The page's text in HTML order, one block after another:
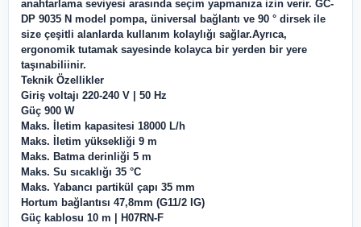
anahtarlama seviyesi arasında seçim yapmanıza izin verir. GC-
DP 9035 N model pompa, üniversal bağlantı ve 90 ° dirsek ile
size çeşitli alanlarda kullanım kolaylığı sağlar.Ayrıca,
ergonomik tutamak sayesinde kolayca bir yerden bir yere
taşınabiliinir.
Teknik Özellikler
Giriş voltajı 220-240 V | 50 Hz
Güç 900 W
Maks. İletim kapasitesi 18000 L/h
Maks. İletim yüksekliği 9 m
Maks. Batma derinliği 5 m
Maks. Su sıcaklığı 35 °C
Maks. Yabancı partikül çapı 35 mm
Hortum bağlantısı 47,8mm (G11/2 IG)
Güç kablosu 10 m | H07RN-F